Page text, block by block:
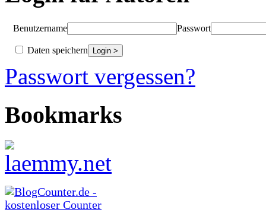
Benutzername Passwort
Daten speichern
Passwort vergessen?
Bookmarks